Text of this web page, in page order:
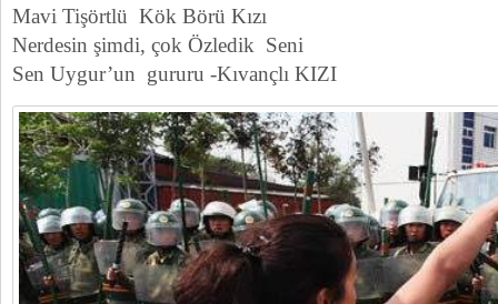
Mavi Tişörtlü Kök Börü Kızı
Nerdesin şimdi, çok Özledik Seni
Sen Uygur’un gururu -Kıvançlı KIZI